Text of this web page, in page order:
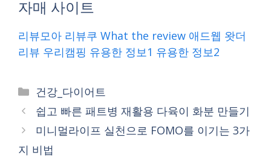
자매 사이트
리뷰모아 리뷰쿠 What the review 애드웹 왓더
리뷰 우리캠핑 유용한 정보1 유용한 정보2
Categories
건강_다이어트
쉽고 빠른 패트병 재활용 다육이 화분 만들기
미니멀라이프 실천으로 FOMO를 이기는 3가
지 비법